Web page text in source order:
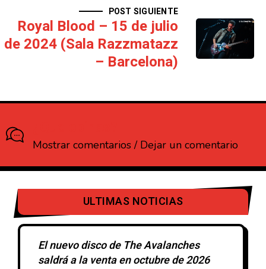
POST SIGUIENTE
Royal Blood – 15 de julio
de 2024 (Sala Razzmatazz
– Barcelona)
Mostrar comentarios / Dejar un comentario
ULTIMAS NOTICIAS
El nuevo disco de The Avalanches
saldrá a la venta en octubre de 2026